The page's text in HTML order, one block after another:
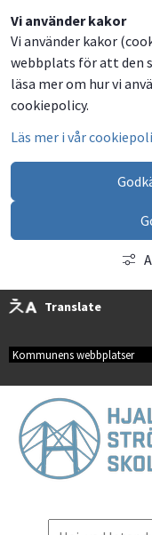
Vi använder kakor
Vi använder kakor
webbplats för att den
läsa mer om hur vi
cookiepolicy.
Läs mer i vår
Translate
Kommunala
Dela
på
Facebook
Dela
på
Twitter
Dela
på
LinkedIn
Dela
via
email